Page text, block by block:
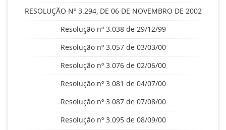
RESOLUÇÃO Nº 3.294, DE 06 DE NOVEMBRO DE 2002
Resolução nº 3.038 de 29/12/99
Resolução nº 3.057 de 03/03/00
Resolução nº 3.076 de 02/06/00
Resolução nº 3.081 de 04/07/00
Resolução nº 3.087 de 07/08/00
Resolução nº 3.095 de 08/09/00